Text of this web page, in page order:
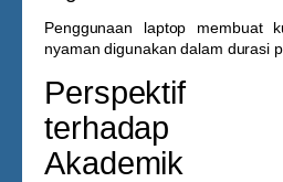
Penggunaan laptop membuat
nyaman digunakan dalam durasi
Perspektif
terhadap
Akademik